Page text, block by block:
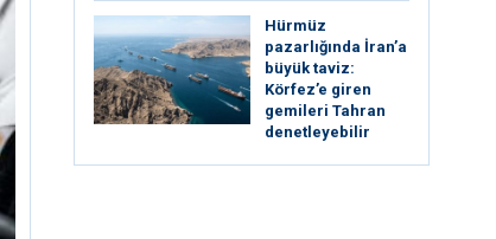
Hürmüz
pazarlığında İran’a
büyük taviz:
Körfez’e giren
gemileri Tahran
denetleyebilir